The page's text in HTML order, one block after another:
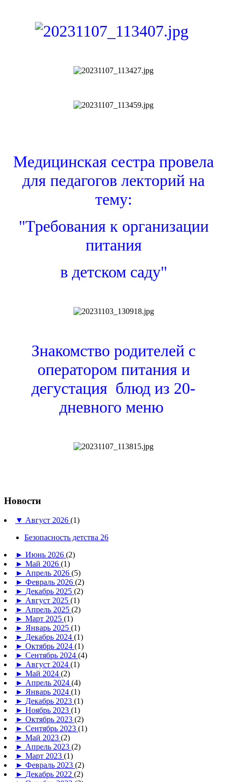
Медицинская сестра провела
для педагогов лекторий на
тему:
"Требования к организации
питания
в детском саду"
Знакомство родителей с
оператором питания и
дегустация блюд из 20-
дневного меню
Новости
▼ Август 2026 (1)
Безопасность детства 26
► Июнь 2026 (2)
► Май 2026 (1)
► Апрель 2026 (5)
► Февраль 2026 (2)
► Декабрь 2025 (2)
► Август 2025 (1)
► Апрель 2025 (2)
► Март 2025 (1)
► Январь 2025 (1)
► Декабрь 2024 (1)
► Октябрь 2024 (1)
► Сентябрь 2024 (4)
► Август 2024 (1)
► Май 2024 (2)
► Апрель 2024 (4)
► Январь 2024 (1)
► Декабрь 2023 (1)
► Ноябрь 2023 (1)
► Октябрь 2023 (2)
► Сентябрь 2023 (1)
► Май 2023 (2)
► Апрель 2023 (2)
► Март 2023 (1)
► Февраль 2023 (2)
► Декабрь 2022 (2)